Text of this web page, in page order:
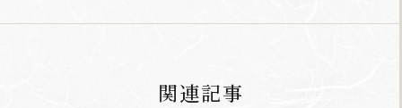
関連記事